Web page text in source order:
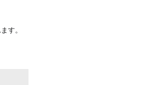
す。